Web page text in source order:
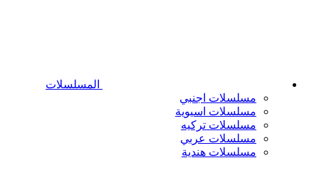
المسلسلات
مسلسلات اجنبي
مسلسلات اسيوية
مسلسلات تركيه
مسلسلات عربي
مسلسلات هندية